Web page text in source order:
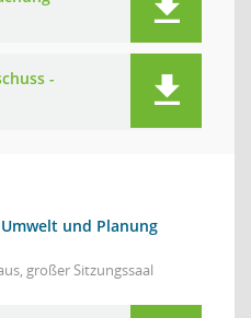
-
und Planung
großer Sitzungssaal